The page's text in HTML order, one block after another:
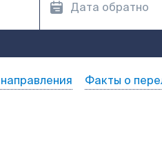
Факты о